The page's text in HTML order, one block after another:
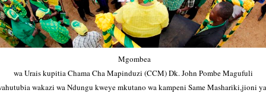
Mgombea
wa Urais kupitia Chama Cha Mapinduzi (CCM) Dk. John Pombe Magufuli
wakazi wa Ndungu kweye mkutano wa kampeni Same Mashariki,jioni